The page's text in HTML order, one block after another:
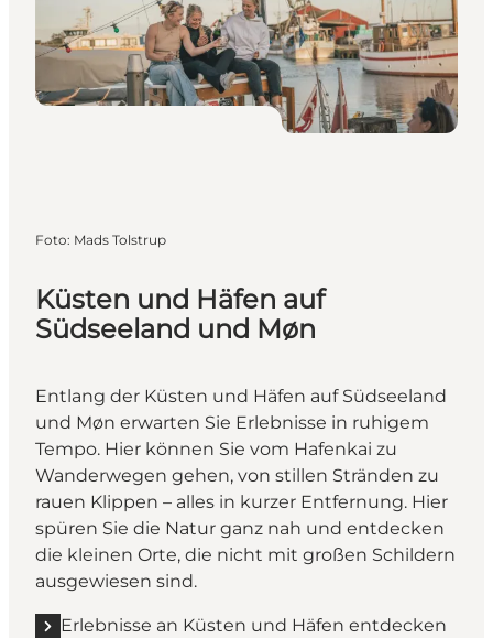
Foto: Mads Tolstrup
Küsten und Häfen auf
Südseeland und Møn
Entlang der Küsten und Häfen auf Südseeland
und Møn erwarten Sie Erlebnisse in ruhigem
Tempo. Hier können Sie vom Hafenkai zu
Wanderwegen gehen, von stillen Stränden zu
rauen Klippen – alles in kurzer Entfernung. Hier
spüren Sie die Natur ganz nah und entdecken
die kleinen Orte, die nicht mit großen Schildern
ausgewiesen sind.
Erlebnisse an Küsten und Häfen entdecken